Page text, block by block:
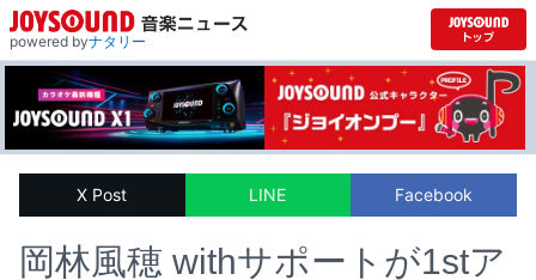
powered byナタリー
X Post LINE Facebook
岡林風穂 withサポートが1stア